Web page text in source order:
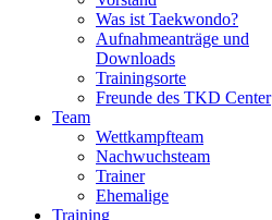
Was ist Taekwondo?
Aufnahmeanträge und
Downloads
Trainingsorte
Freunde des TKD Center
Team
Wettkampfteam
Nachwuchsteam
Trainer
Ehemalige
Training